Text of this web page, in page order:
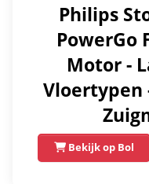
Philips
PowerGo
Motor -
Bekijk op Bol